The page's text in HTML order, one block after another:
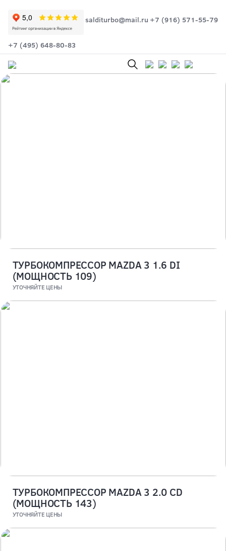
salditurbo@mail.ru +7 (916) 571-55-79
+7 (495) 648-80-83
ТУРБОКОМПРЕССОР MAZDA 3 1.6 DI
(МОЩНОСТЬ 109)
УТОЧНЯЙТЕ ЦЕНЫ
ТУРБОКОМПРЕССОР MAZDA 3 2.0 CD
(МОЩНОСТЬ 143)
УТОЧНЯЙТЕ ЦЕНЫ